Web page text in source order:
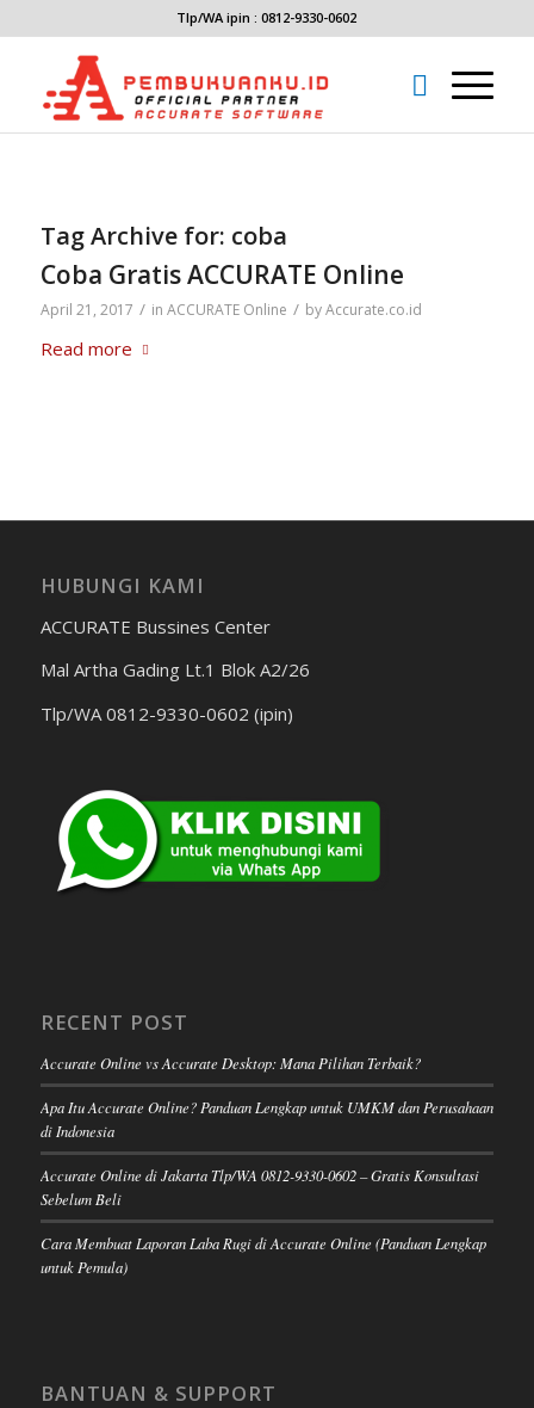
Tlp/WA ipin : 0812-9330-0602
Tag Archive for: coba
Coba Gratis ACCURATE Online
April 21, 2017 / in ACCURATE Online / byAccurate.co.id
Read more
HUBUNGI KAMI
ACCURATE Bussines Center
Mal Artha Gading Lt.1 Blok A2/26
Tlp/WA 0812-9330-0602 (ipin)
RECENT POST
Accurate Online vs Accurate Desktop: Mana Pilihan Terbaik?
Apa Itu Accurate Online? Panduan Lengkap untuk UMKM dan Perusahaan
di Indonesia
Accurate Online di Jakarta Tlp/WA 0812-9330-0602 – Gratis Konsultasi
Sebelum Beli
Cara Membuat Laporan Laba Rugi di Accurate Online (Panduan Lengkap
untuk Pemula)
BANTUAN & SUPPORT